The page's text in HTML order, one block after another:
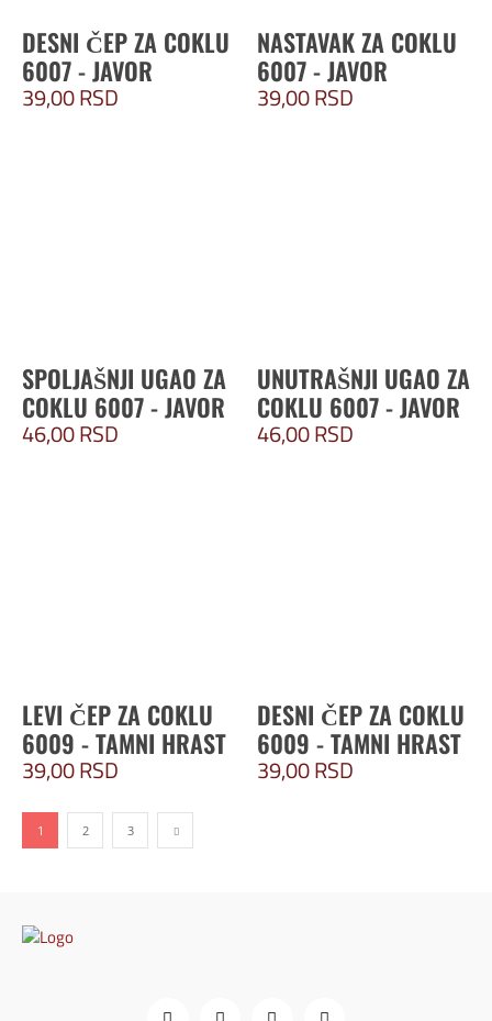
DESNI ČEP ZA COKLU
6007 - JAVOR
39,00RSD
NASTAVAK ZA COKLU
6007 - JAVOR
39,00RSD
SPOLJAŠNJI UGAO ZA
COKLU 6007 - JAVOR
46,00RSD
UNUTRAŠNJI UGAO ZA
COKLU 6007 - JAVOR
46,00RSD
LEVI ČEP ZA COKLU
6009 - TAMNI HRAST
39,00RSD
DESNI ČEP ZA COKLU
6009 - TAMNI HRAST
39,00RSD
1 2 3